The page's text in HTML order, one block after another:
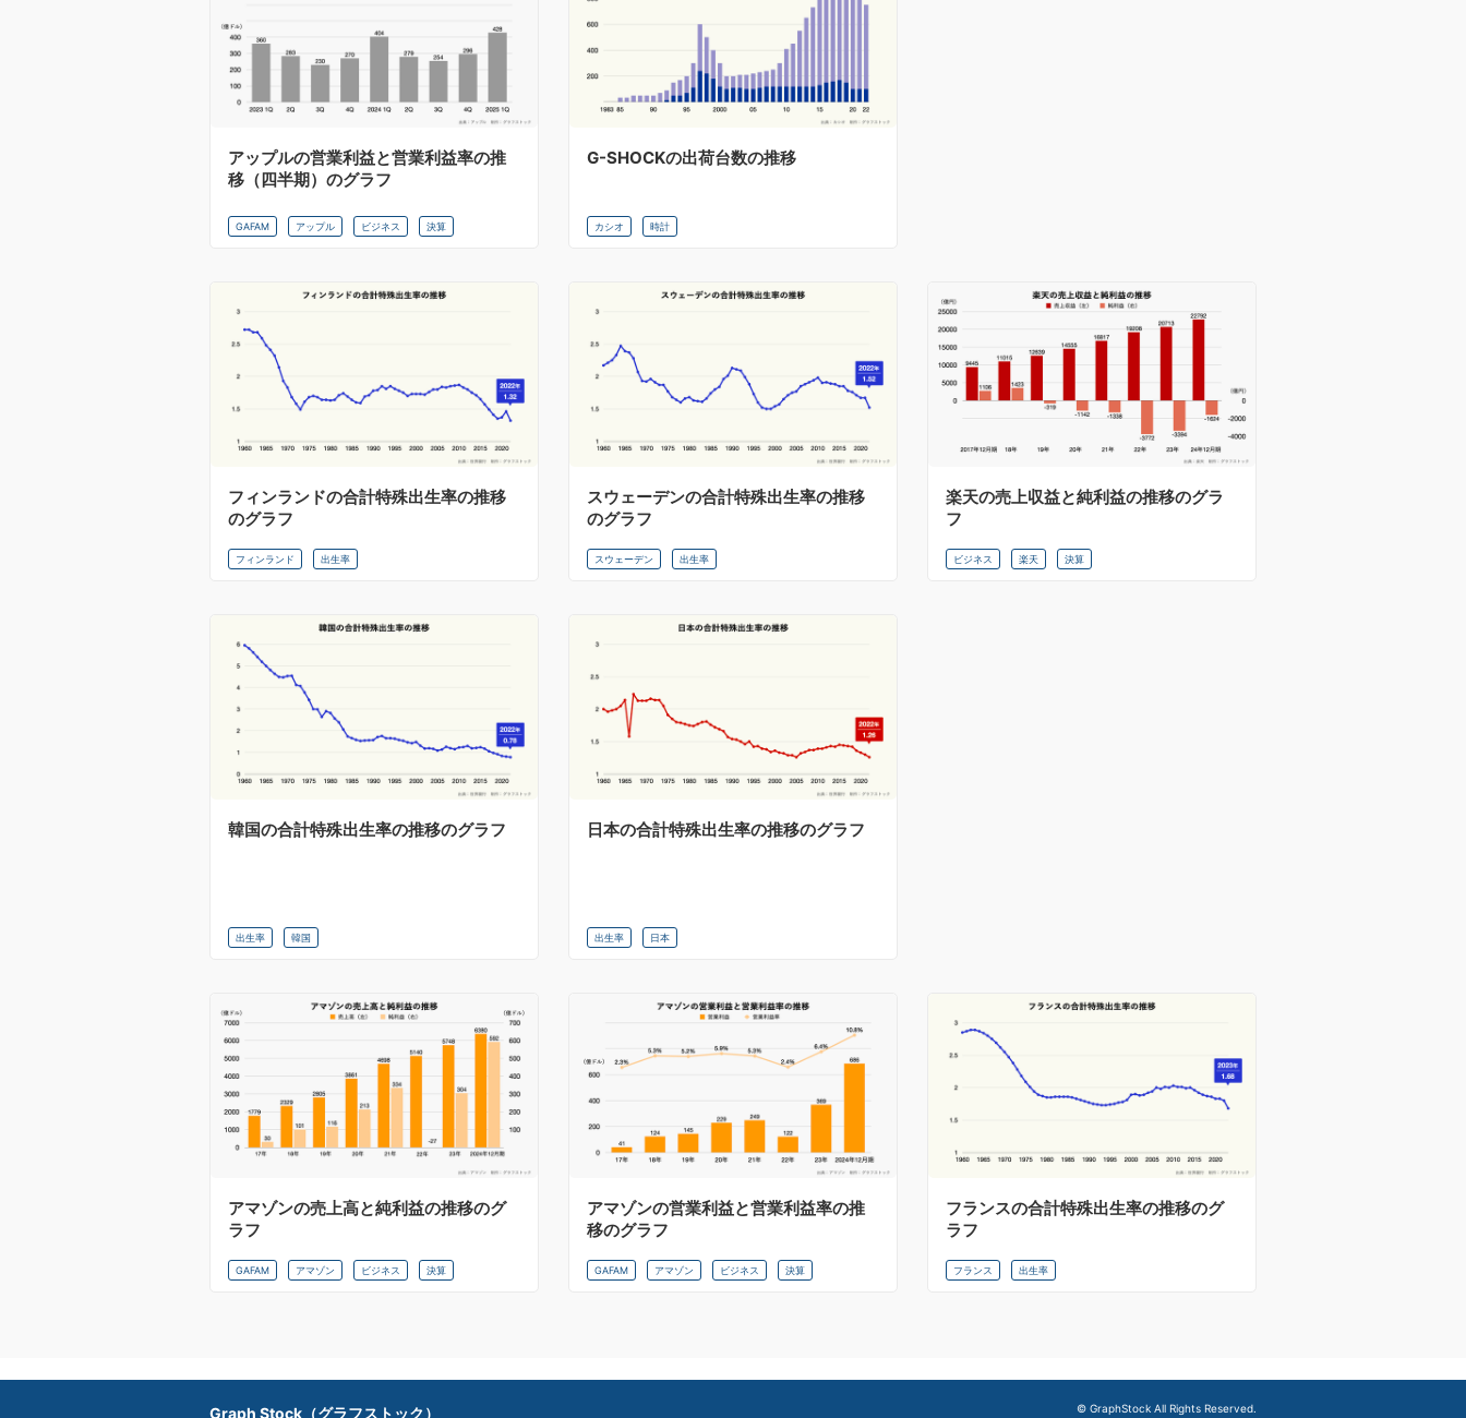
アップルの営業利益と営業利益率の推
移（四半期）のグラフ
GAFAM アップル ビジネス 決算
G-SHOCKの出荷台数の推移
カシオ 時計
フィンランドの合計特殊出生率の推移
のグラフ
フィンランド 出生率
スウェーデンの合計特殊出生率の推移
のグラフ
スウェーデン 出生率
楽天の売上収益と純利益の推移のグラ
フ
ビジネス 楽天 決算
韓国の合計特殊出生率の推移のグラフ
出生率 韓国
日本の合計特殊出生率の推移のグラフ
出生率 日本
アマゾンの売上高と純利益の推移のグ
ラフ
GAFAM アマゾン ビジネス 決算
アマゾンの営業利益と営業利益率の推
移のグラフ
GAFAM アマゾン ビジネス 決算
フランスの合計特殊出生率の推移のグ
ラフ
フランス 出生率
Graph Stock（グラフストック） © GraphStock All Rights Reserved.